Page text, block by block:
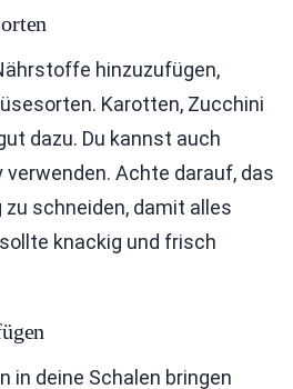
hinzuzufügen,
Karotten, Zucchini
dazu. Du kannst auch
verwenden. Achte darauf, das
schneiden, damit alles
knackig und frisch
in deine Schalen bringen